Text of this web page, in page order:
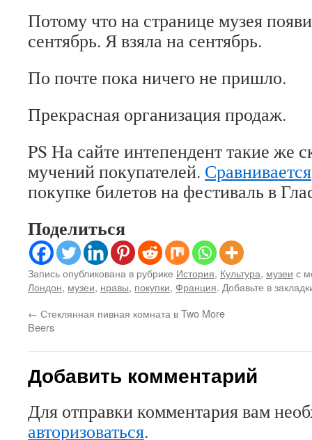
Потому что на странице музея
сентябрь. Я взяла на сентябрь.
По почте пока ничего не пришло.
Прекрасная организация продаж.
PS На сайте интепендент такие же
мучений покупателей. Сравнивается
покупке билетов на фестиваль в
Поделиться
Запись опубликована в рубрике История, Культура, музеи с
Лондон, музеи, нравы, покупки, Франция. Добавьте в
← Стеклянная пивная комната в Two More
Beers
Добавить комментарий
Для отправки комментария вам
авторизоваться.